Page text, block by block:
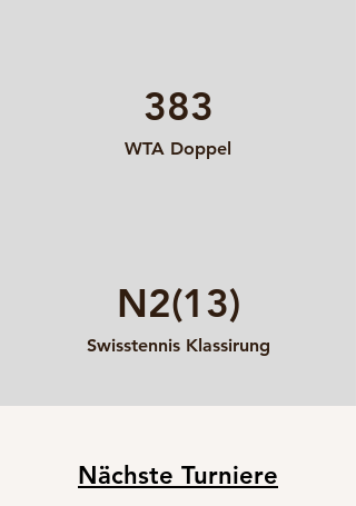
383
WTA Doppel
N2(13)
Swisstennis Klassirung
Nächste Turniere